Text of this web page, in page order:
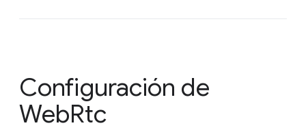
Configuración de
WebRtc